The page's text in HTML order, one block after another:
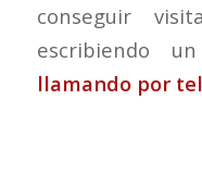
conseguir
escribiendo
llamando por